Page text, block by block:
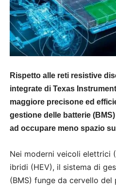
Rispetto alle reti resistive
integrate di Texas
maggiore precisone ed
gestione delle batterie
ad occupare meno spazio
Nei moderni veicoli elettrici
ibridi (HEV), il sistema di
(BMS) funge da cervello del